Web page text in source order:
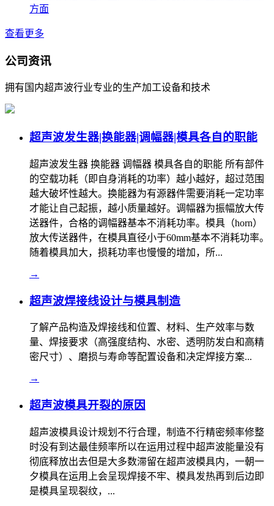
方面
查看更多
公司资讯
拥有国内超声波行业专业的生产加工设备和技术
超声波发生器|换能器|调幅器|模具各自的职能
超声波发生器 换能器 调幅器 模具各自的职能 所有部件
的空载功耗（即自身消耗的功率）越小越好，超过范围
越大破坏性越大。换能器为有源器件需要消耗一定功率
才能让自己起振，越小质量越好。调幅器为振幅放大传
送器件，合格的调幅器基本不消耗功率。模具（horn）
放大传送器件，在模具直径小于60mm基本不消耗功率。
随着模具加大，损耗功率也慢慢的增加，所...
→
超声波焊接线设计与模具制造
了解产品构造及焊接线和位置、材料、生产效率与数
量、焊接要求（高强度结构、水密、透明防发白和高精
密尺寸）、磨损与寿命等配置设备和决定焊接方案...
→
超声波模具开裂的原因
超声波模具设计规划不行合理，制造不行精密频率修整
时没有到达最佳频率所以在运用过程中超声波能量没有
彻底释放出去但是大多数滞留在超声波模具内，一朝一
夕模具在运用上会呈现焊接不牢、模具发热再到后边即
是模具呈现裂纹，...